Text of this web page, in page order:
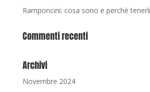
Ramponcini: cosa sono e perchè
Commenti recenti
Archivi
Novembre 2024